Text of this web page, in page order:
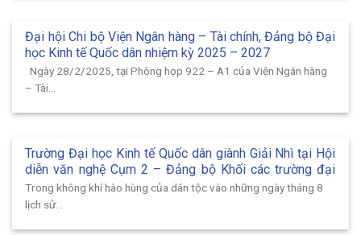
Đại hội Chi bộ Viện Ngân hàng – Tài chính, Đảng bộ Đại
học Kinh tế Quốc dân nhiệm kỳ 2025 – 2027
Ngày 28/2/2025, tại Phòng họp 922 – A1 của Viện Ngân hàng
– Tài...
Trường Đại học Kinh tế Quốc dân giành Giải Nhì tại Hội
diễn văn nghệ Cụm 2 – Đảng bộ Khối các trường đại
học, cao đẳng Hà Nội năm 2024
Trong không khí hào hùng của dân tộc vào những ngày tháng 8
lịch sử...